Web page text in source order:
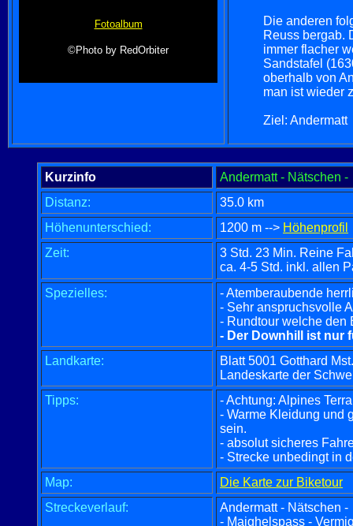
Fotoalbum
©Photo by RedOrbiter
Die anderen
Reuss bergab.
immer flacher
Sandstafel
oberhalb von
man ist wieder
Ziel: Andermatt
Kurzinfo
Andermatt - Nätschen
Distanz:
35.0 km
Höhenunterschied:
1200 m --> Höhenprofil
Zeit:
3 Std. 23 Min. Reine
ca. 4-5 Std. inkl. allen
Spezielles:
- Atemberaubende
- Sehr anspruchsvolle
- Rundtour welche den
- Der Downhill ist nur
Landkarte:
Blatt 5001 Gotthard
Landeskarte der
Tipps:
- Achtung: Alpines
- Warme Kleidung und
sein.
- absolut sicheres
- Strecke unbedingt in
Map:
Die Karte zur Biketour
Streckeverlauf:
Andermatt - Nätschen
- Maighelspass -